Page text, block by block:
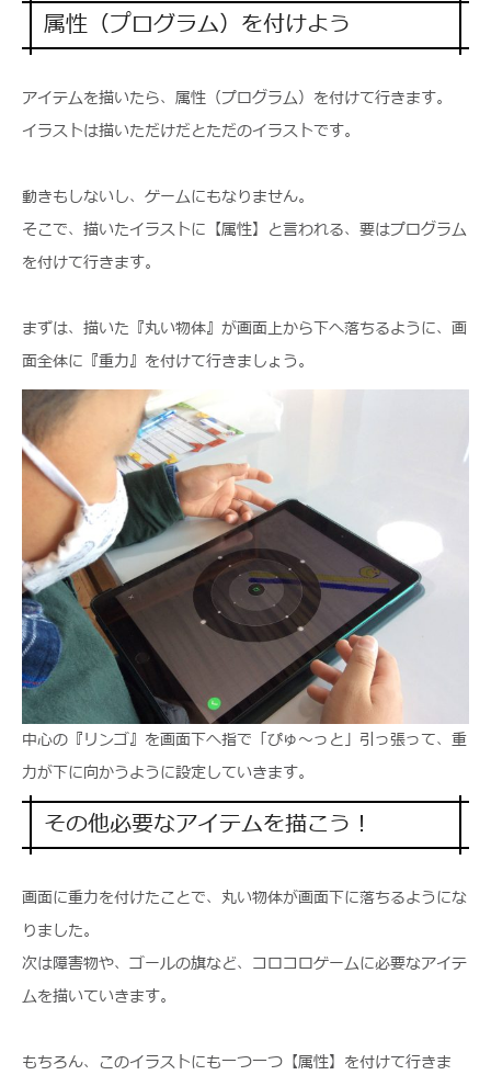
属性（プログラム）を付けよう
アイテムを描いたら、属性（プログラム）を付けて行きます。
イラストは描いただけだとただのイラストです。
動きもしないし、ゲームにもなりません。
そこで、描いたイラストに【属性】と言われる、要はプログラム
を付けて行きます。
まずは、描いた『丸い物体』が画面上から下へ落ちるように、画
面全体に『重力』を付けて行きましょう。
中心の『リンゴ』を画面下へ指で「ぴゅ～っと」引っ張って、重
力が下に向かうように設定していきます。
その他必要なアイテムを描こう！
画面に重力を付けたことで、丸い物体が画面下に落ちるようにな
りました。
次は障害物や、ゴールの旗など、コロコロゲームに必要なアイテ
ムを描いていきます。
もちろん、このイラストにも一つ一つ【属性】を付けて行きま